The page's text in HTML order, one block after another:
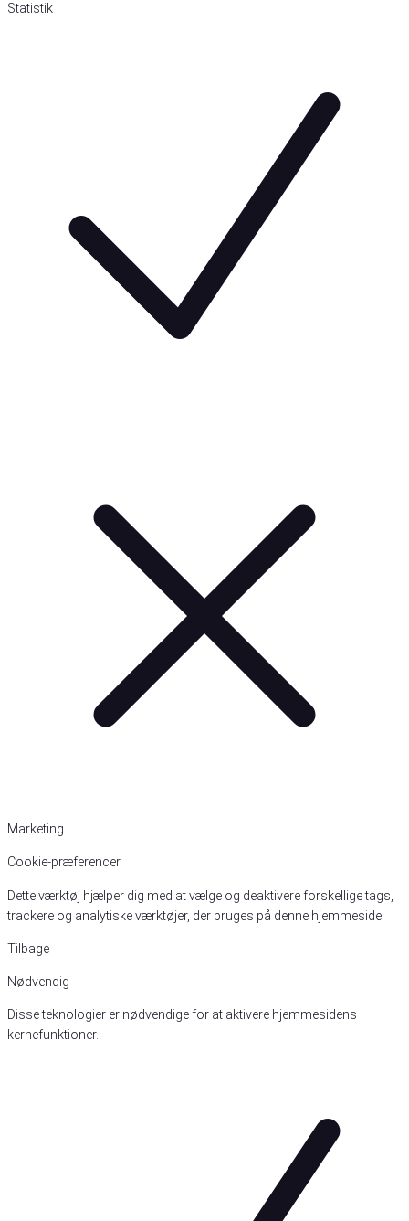
Statistik
Marketing
Cookie-præferencer
Dette værktøj hjælper dig med at vælge og deaktivere forskellige tags,
trackere og analytiske værktøjer, der bruges på denne hjemmeside.
Tilbage
Nødvendig
Disse teknologier er nødvendige for at aktivere hjemmesidens
kernefunktioner.